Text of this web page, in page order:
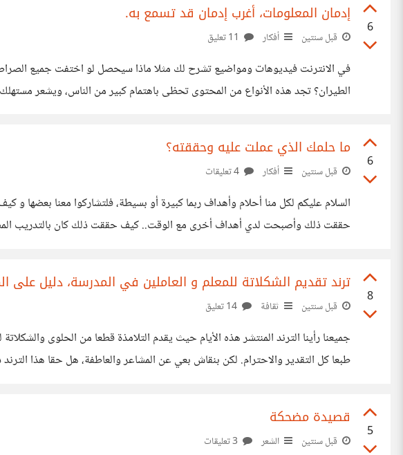
6
إدمان المعلومات، أغرب إدمان قد تسمع به.
قبل سنتين أفكار
في الانترنت فيديوهات ومواضيع تشرح لك مثلا ماذا سيحصل لو اختفت جميع
الطيران؟ تجد هذه الأنواع من المحتوى تحظى باهتمام كبير من الناس، ويشعر
6
ما حلمك الذي عملت عليه وحققته؟
قبل سنتين أفكار
حققت ذلك وأصبحت لدي أهداف أخرى مع الوقت.. كيف حققت ذلك كان بالتدريب
8
ترند تقديم الشكلاتة للمعلم و العاملين في المدرسة، دليل على
قبل سنتين ثقافة
جميعنا رأينا الترند المنتشر هذه الأيام حيث يقدم التلامذة قطعا من الحلوى
طبعا كل التقدير والاحترام. لكن بنقاش بعي عن المشاعر
5
قصيدة مضحكة
قبل سنتين الشعر